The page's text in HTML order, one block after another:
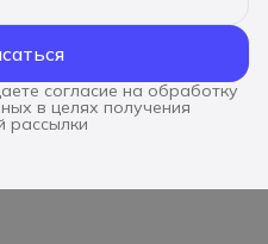
согласие на обработку
в целях получения
рассылки